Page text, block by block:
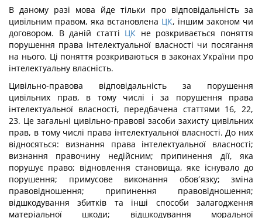
В даному разі мова йде тільки про відповідальність за
цивільним правом, яка встановлена ЦК, іншим законом чи
договором. В даній статті ЦК не розкривається поняття
порушення права інтелектуальної власності чи посягання
на нього. Ці поняття розкриваються в законах України про
інтелектуальну власність.
Цивільно-правова відповідальність за порушення
цивільних прав, в тому числі і за порушення права
інтелектуальної власності, передбачена статтями 16, 22,
23. Це загальні цивільно-правові засоби захисту цивільних
прав, в тому числі права інтелектуальної власності. До них
відносяться: визнання права інтелектуальної власності;
визнання правочину недійсним; припинення дії, яка
порушує право; відновлення становища, яке існувало до
порушення; примусове виконання обов´язку; зміна
правовідношення; припинення правовідношення;
відшкодування збитків та інші способи залагодження
матеріальної шкоди; відшкодування моральної